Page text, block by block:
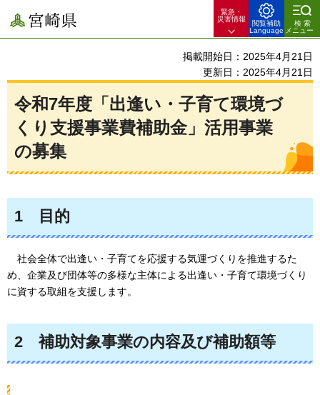
宮崎県
緊急・
災害情報
閲覧補助
Language
検索
メニュー
掲載開始日：2025年4月21日
更新日：2025年4月21日
令和7年度「出逢い・子育て環境づ
くり支援事業費補助金」活用事業
の募集
1 目的
社会全体で出逢い・子育てを応援する気運づくりを推進するた
め、企業及び団体等の多様な主体による出逢い・子育て環境づくり
に資する取組を支援します。
2 補助対象事業の内容及び補助額等